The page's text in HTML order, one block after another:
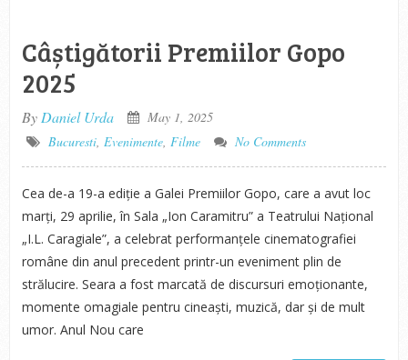
Câștigătorii Premiilor Gopo
2025
By Daniel Urda
May 1, 2025
Bucuresti, Evenimente, Filme No Comments
Cea de-a 19-a ediție a Galei Premiilor Gopo, care a avut loc
marți, 29 aprilie, în Sala „Ion Caramitru” a Teatrului Național
„I.L. Caragiale”, a celebrat performanțele cinematografiei
române din anul precedent printr-un eveniment plin de
strălucire. Seara a fost marcată de discursuri emoționante,
momente omagiale pentru cineaști, muzică, dar și de mult
umor. Anul Nou care